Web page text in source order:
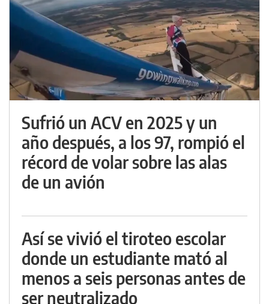
Sufrió un ACV en 2025 y un
año después, a los 97, rompió el
récord de volar sobre las alas
de un avión
Así se vivió el tiroteo escolar
donde un estudiante mató al
menos a seis personas antes de
ser neutralizado